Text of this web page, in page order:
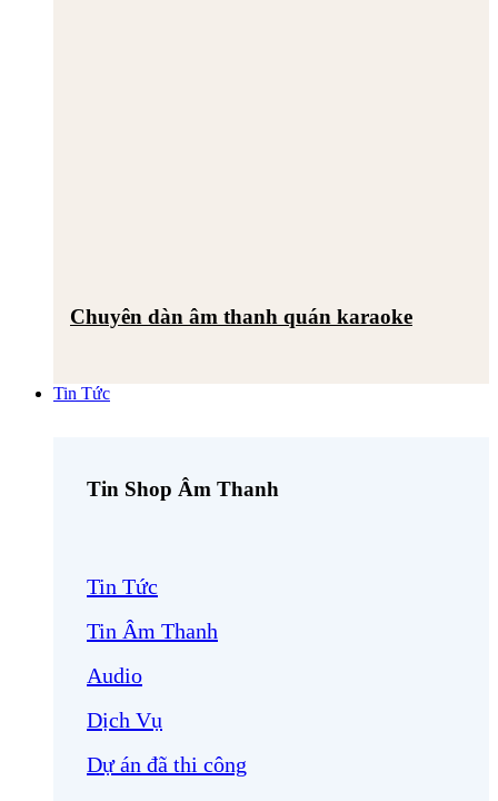
Chuyên dàn âm thanh quán karaoke
Tin Tức
Tin Shop Âm Thanh
Tin Tức
Tin Âm Thanh
Audio
Dịch Vụ
Dự án đã thi công